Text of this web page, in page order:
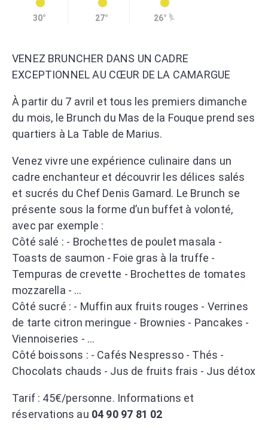
30° 27° 26°
VENEZ BRUNCHER DANS UN CADRE
EXCEPTIONNEL AU CŒUR DE LA CAMARGUE
À partir du 7 avril et tous les premiers dimanche
du mois, le Brunch du Mas de la Fouque prend ses
quartiers à La Table de Marius.
Venez vivre une expérience culinaire dans un
cadre enchanteur et découvrir les délices salés
et sucrés du Chef Denis Gamard. Le Brunch se
présente sous la forme d’un buffet à volonté,
avec par exemple :
Côté salé : - Brochettes de poulet masala -
Toasts de saumon - Foie gras à la truffe -
Tempuras de crevette - Brochettes de tomates
mozzarella - …
Côté sucré : - Muffin aux fruits rouges - Verrines
de tarte citron meringue - Brownies - Pancakes -
Viennoiseries - …
Côté boissons : - Cafés Nespresso - Thés -
Chocolats chauds - Jus de fruits frais - Jus détox
Tarif : 45€/personne. Informations et
réservations au 04 90 97 81 02